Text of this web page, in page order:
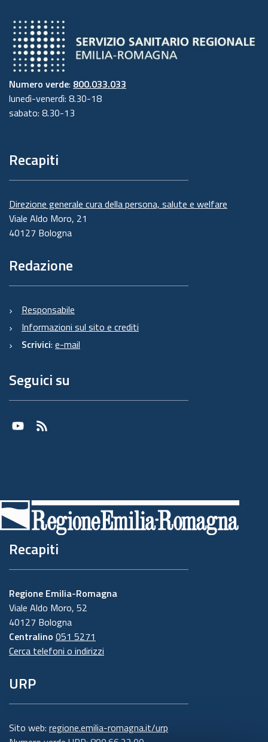
Numero verde: 800.033.033
lunedì-venerdì: 8.30-18
sabato: 8.30-13
Recapiti
Direzione generale cura della persona, salute e welfare
Viale Aldo Moro, 21
40127 Bologna
Redazione
Responsabile
Informazioni sul sito e crediti
Scrivici: e-mail
Seguici su
Youtube
RSS
Recapiti
Regione Emilia-Romagna
Viale Aldo Moro, 52
40127 Bologna
Centralino 051 5271
Cerca telefoni o indirizzi
URP
Sito web: regione.emilia-romagna.it/urp